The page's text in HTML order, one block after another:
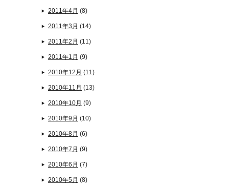
2011年4月 (8)
2011年3月 (14)
2011年2月 (11)
2011年1月 (9)
2010年12月 (11)
2010年11月 (13)
2010年10月 (9)
2010年9月 (10)
2010年8月 (6)
2010年7月 (9)
2010年6月 (7)
2010年5月 (8)